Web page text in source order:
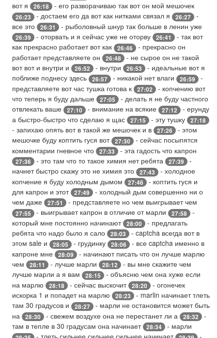
вот я 26:18 - его разворачиваю так вот он мой мешочек
26:23 - достаем его да вот как нитками связал я 26:27
-
все это
26:31 - рыболовный шнур так больше в ленин уже
26:39 - оторвать и я сейчас уже не оторву 26:41
- так вот
как прекрасно работает вот как
26:46
- прекрасно он
работает представляете он
26:48
- не сырое он не такой
вот вот и внутри и
26:52 - внутри 26:53
- идеальные вот я
поближе поднесу здесь
26:57 - никакой нет влаги 26:59
-
представляете вот час тушка готова к
27:02
- копчению вот
что теперь я буду дальше
27:05
- делать я не буду частного
отвлекать ваше
27:10 - внимание на всякие 27:12
- ерунду
а быстро-быстро что сделаю я щас
27:15 - эту тушку 27:18
- запихаю опять вот в такой же мешочек и в 27:26
- этом
мешочке буду коптить гуся вот 27:30
- сейчас посыпятся
комментарии гневное что
27:33 - эта гадость что капрон
27:36 - это там что то такое химия нет ребята 27:39
-
начнет быстро скажу это не химия это
27:43
- холодное
копчение я буду холодным дымом
27:46
- коптить гуся и
для капрон и этот 27:49
- холодный дым совершенно ни о
чем даже
27:51 - представляете но чем выигрывает чем
27:55 - выигрывает капрон в отличие от марли 27:58
-
который мне постоянно начинают 28:00
- предлагать
ребята что надо было я сало
28:03
- captcha всегда вот в
этом sale и
28:05 - грудинку 28:06
- все captcha именно в
капроне мне
28:09
- начинают писать что он лучше марлю
чем
28:11 - лучше марли 28:12
- вы мне скажите чем
лучше марли а я вам
28:15
- объясню чем она хуже если
на марлю
28:18 - сейчас выскочит 28:20
- огонечек
искорка 1 и попадет на марлю
28:23
- marlin начинает тлеть
там 30 градусов и
28:27
- марли не остановится может быть
на
28:30 - свежем воздухе она не перестанет ли а 28:32
-
там в тепле в 30 градусам она начинает 28:34 - марли